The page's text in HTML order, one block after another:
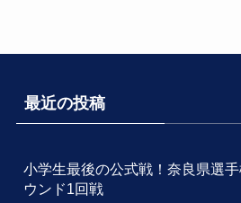
最近の投稿
小学生最後の公式戦！奈良県選
ウンド1回戦